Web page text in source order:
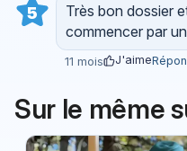
5
Très bon dossier
commencer par
11 mois J'aime
Sur le même